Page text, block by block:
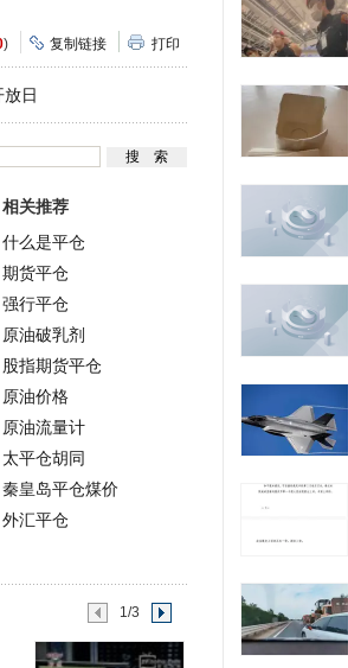
) 复制链接 打印
日
相关推荐
什么是平仓
期货平仓
强行平仓
原油破乳剂
股指期货平仓
原油价格
原油流量计
太平仓胡同
秦皇岛平仓煤价
外汇平仓
1/3